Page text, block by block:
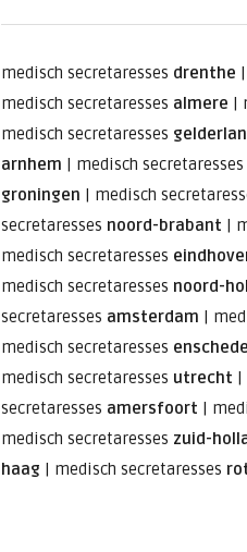
medisch secretaresses drenthe
medisch secretaresses almere |
medisch secretaresses
arnhem | medisch secretaresses
groningen | medisch
secretaresses noord-brabant |
medisch secretaresses
medisch secretaresses noord-
secretaresses amsterdam |
medisch secretaresses
medisch secretaresses utrecht |
secretaresses amersfoort |
medisch secretaresses zuid-
haag | medisch secretaresses